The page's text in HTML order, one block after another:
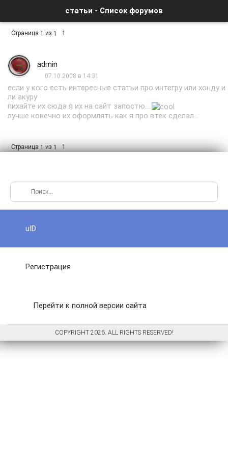
статьи - Список форумов
Страница 1 из 1 1
admin
07.10.2008 в 14:31
если у кого есть интересные статьи про интегру или хонду и
ли акуру
пихайте их сюда я их на сайт запостю...
лучше конечно их оформлять как я про втек сделал...
Страница1из1 1
uID
Регистрация
Перейти к полной версии сайта
COPYRIGHT 2026. ALL RIGHTS RESERVED!